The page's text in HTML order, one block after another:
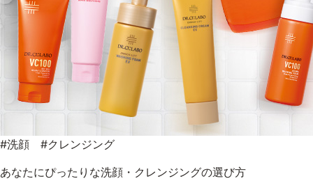
#洗顔 #クレンジング
あなたにぴったりな洗顔・クレンジングの選び方